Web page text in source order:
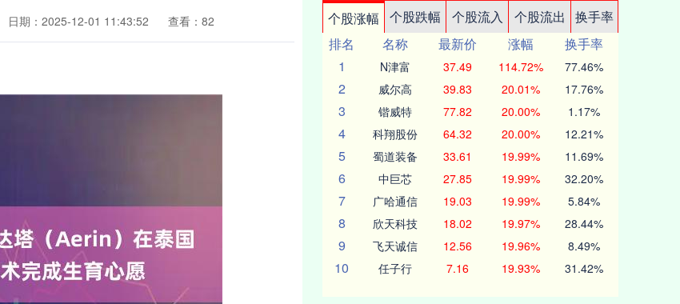
日期：2025-12-01 11:43:52 查看：82 个股涨幅 个股跌幅 个股流入 个股流出
换手率
排名
名称 最新价 涨幅
换手率
1
N津富 37.49 114.72% 77.46%
2 威尔高 39.83 20.01% 17.76%
3 锴威特 77.82 20.00% 1.17%
4 科翔股份 64.32 20.00% 12.21%
5 蜀道装备 33.61 19.99% 11.69%
6 中巨芯 27.85 19.99% 32.20%
7 广哈通信 19.03 19.99% 5.84%
8 欣天科技 18.02 19.97% 28.44%
9 飞天诚信 12.56 19.96% 8.49%
10 任子行 7.16 19.93% 31.42%